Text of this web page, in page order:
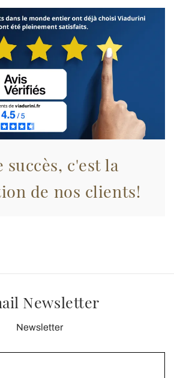
che ha fornito loro o che hanno
dei loro servizi.
succès, c'est la
de nos clients!
Newsletter
Newsletter